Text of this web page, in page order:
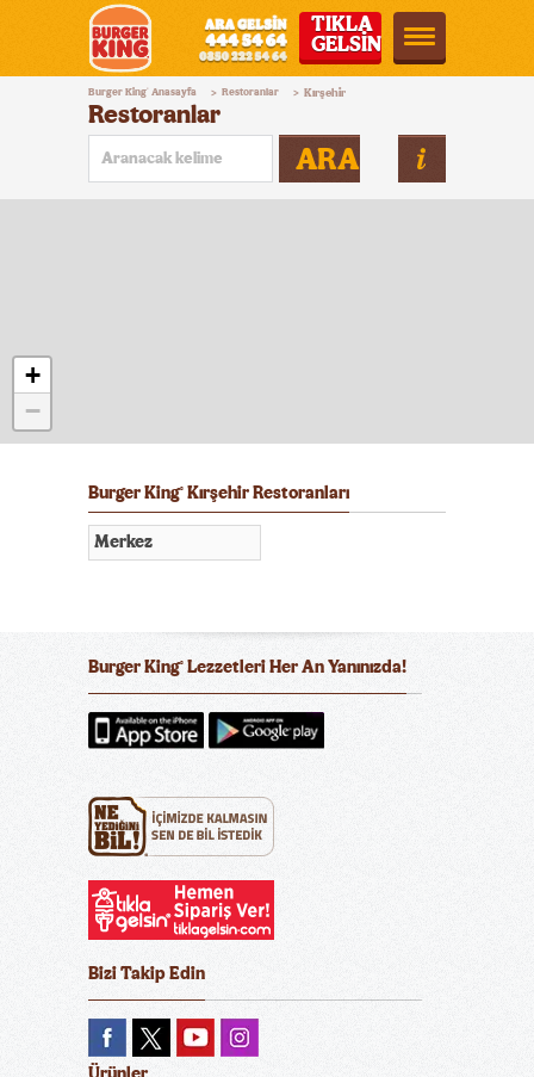
Burger
King®
Türkiye
TIKLA
GELSİN
Burger King® Anasayfa > Restoranlar > Kırşehir
Restoranlar
ARA
+
−
Burger King® Kırşehir Restoranları
Merkez
Burger King® Lezzetleri Her An Yanınızda!
Bizi Takip Edin